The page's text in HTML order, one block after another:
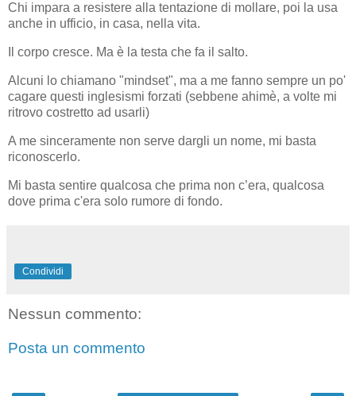
Chi impara a resistere alla tentazione di mollare, poi la usa
anche in ufficio, in casa, nella vita.
Il corpo cresce. Ma è la testa che fa il salto.
Alcuni lo chiamano "mindset", ma a me fanno sempre un po'
cagare questi inglesismi forzati (sebbene ahimè, a volte mi
ritrovo costretto ad usarli)
A me sinceramente non serve dargli un nome, mi basta
riconoscerlo.
Mi basta sentire qualcosa che prima non c’era, qualcosa
dove prima c'era solo rumore di fondo.
Condividi
Nessun commento:
Posta un commento